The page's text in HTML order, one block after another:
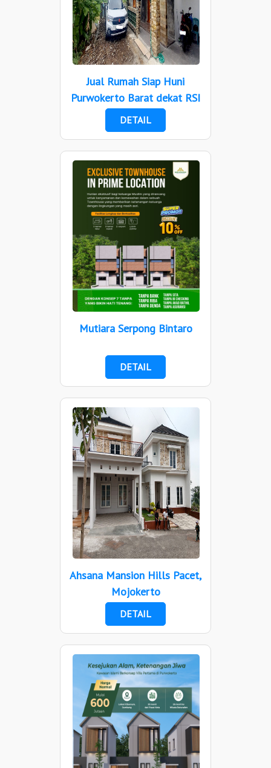
Jual Rumah Siap Huni
Purwokerto Barat dekat RSI
DETAIL
Mutiara Serpong Bintaro
DETAIL
Ahsana Mansion Hills Pacet,
Mojokerto
DETAIL